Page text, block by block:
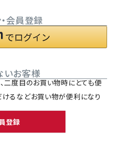
会員登録
いお客様
二度目のお買い物時にとても便
るなどお買い物が便利になり
登録